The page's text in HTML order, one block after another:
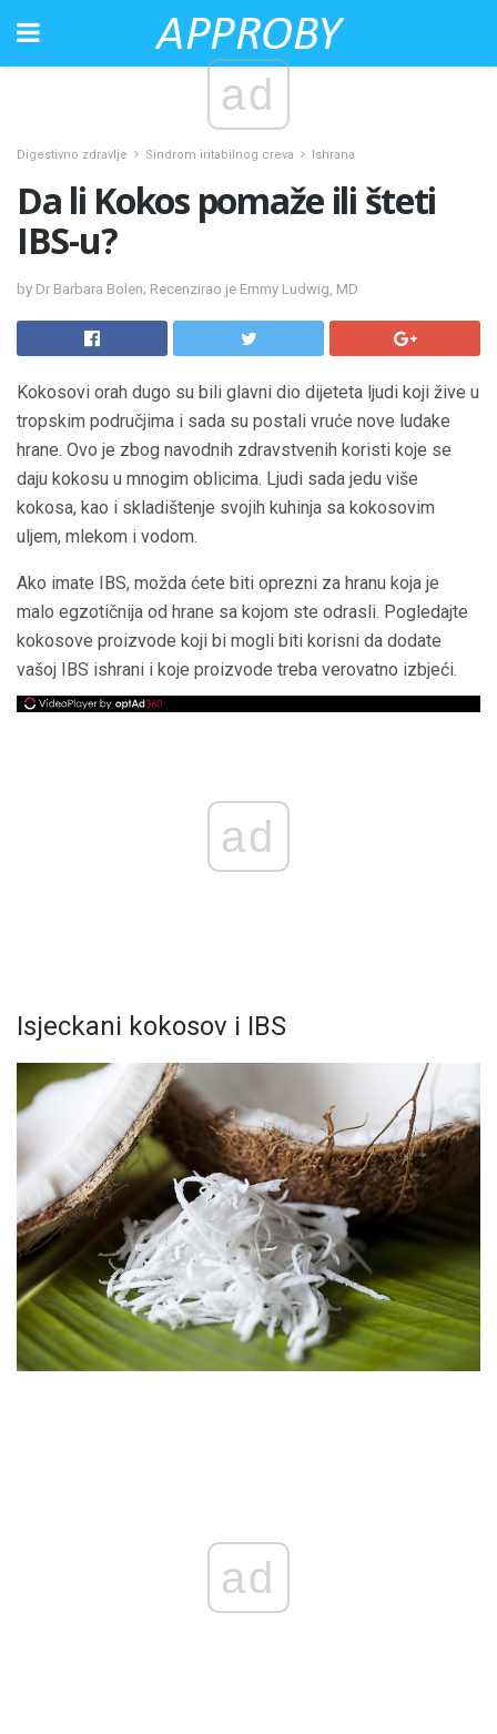
ad
Digestivno zdravlje Sindrom iritabilnog creva Ishrana
Da li Kokos pomaže ili šteti
IBS-u?
by Dr Barbara Bolen; Recenzirao je Emmy Ludwig, MD
Kokosovi orah dugo su bili glavni dio dijeteta ljudi koji žive u
tropskim područjima i sada su postali vruće nove ludake
hrane. Ovo je zbog navodnih zdravstvenih koristi koje se
daju kokosu u mnogim oblicima. Ljudi sada jedu više
kokosa, kao i skladištenje svojih kuhinja sa kokosovim
uljem, mlekom i vodom.
Ako imate IBS, možda ćete biti oprezni za hranu koja je
malo egzotičnija od hrane sa kojom ste odrasli. Pogledajte
kokosove proizvode koji bi mogli biti korisni da dodate
vašoj IBS ishrani i koje proizvode treba verovatno izbjeći.
ad
Isjeckani kokosov i IBS
ad